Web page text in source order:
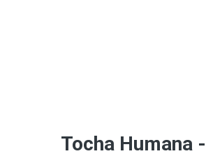
Tocha Humana